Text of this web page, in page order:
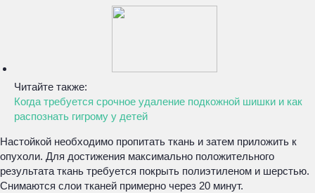
Читайте также:
Когда требуется срочное удаление подкожной шишки и как
распознать гигрому у детей
Настойкой необходимо пропитать ткань и затем приложить к
опухоли. Для достижения максимально положительного
результата ткань требуется покрыть полиэтиленом и шерстью.
Снимаются слои тканей примерно через 20 минут.